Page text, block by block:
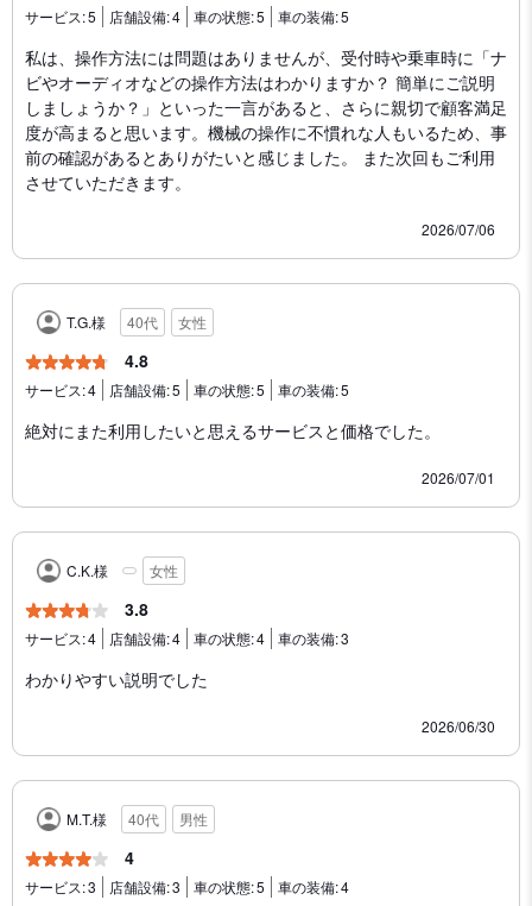
サービス:5 店舗設備:4 車の状態:5 車の装備:5
私は、操作方法には問題はありませんが、受付時や乗車時に「ナ
ビやオーディオなどの操作方法はわかりますか？ 簡単にご説明
しましょうか？」といった一言があると、さらに親切で顧客満足
度が高まると思います。機械の操作に不慣れな人もいるため、事
前の確認があるとありがたいと感じました。 また次回もご利用
させていただきます。
2026/07/06
T.G.様 40代 女性
4.8
サービス:4 店舗設備:5 車の状態:5 車の装備:5
絶対にまた利用したいと思えるサービスと価格でした。
2026/07/01
C.K.様 女性
3.8
サービス:4 店舗設備:4 車の状態:4 車の装備:3
わかりやすい説明でした
2026/06/30
M.T.様 40代 男性
4
サービス:3 店舗設備:3 車の状態:5 車の装備:4